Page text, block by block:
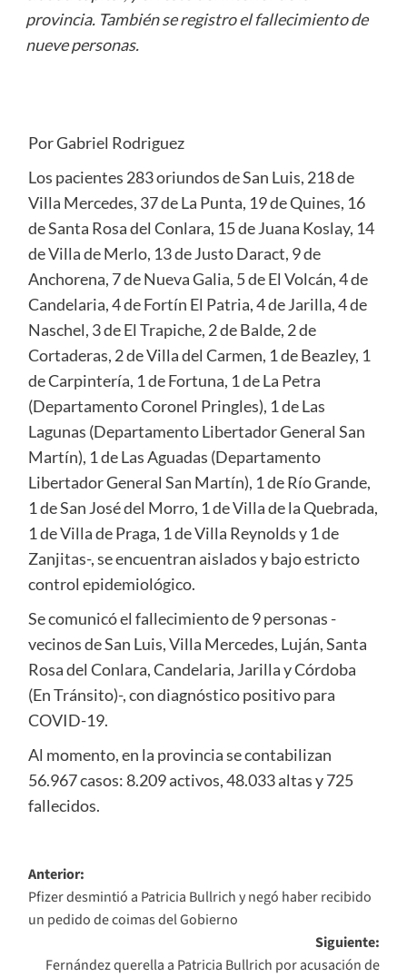
provincia. También se registro el fallecimiento de
nueve personas.
Por Gabriel Rodriguez
Los pacientes 283 oriundos de San Luis, 218 de
Villa Mercedes, 37 de La Punta, 19 de Quines, 16
de Santa Rosa del Conlara, 15 de Juana Koslay, 14
de Villa de Merlo, 13 de Justo Daract, 9 de
Anchorena, 7 de Nueva Galia, 5 de El Volcán, 4 de
Candelaria, 4 de Fortín El Patria, 4 de Jarilla, 4 de
Naschel, 3 de El Trapiche, 2 de Balde, 2 de
Cortaderas, 2 de Villa del Carmen, 1 de Beazley, 1
de Carpintería, 1 de Fortuna, 1 de La Petra
(Departamento Coronel Pringles), 1 de Las
Lagunas (Departamento Libertador General San
Martín), 1 de Las Aguadas (Departamento
Libertador General San Martín), 1 de Río Grande,
1 de San José del Morro, 1 de Villa de la Quebrada,
1 de Villa de Praga, 1 de Villa Reynolds y 1 de
Zanjitas-, se encuentran aislados y bajo estricto
control epidemiológico.
Se comunicó el fallecimiento de 9 personas -
vecinos de San Luis, Villa Mercedes, Luján, Santa
Rosa del Conlara, Candelaria, Jarilla y Córdoba
(En Tránsito)-, con diagnóstico positivo para
COVID-19.
Al momento, en la provincia se contabilizan
56.967 casos: 8.209 activos, 48.033 altas y 725
fallecidos.
Navegación
de
entradas
Anterior:
Pfizer desmintió a Patricia Bullrich y negó haber recibido
un pedido de coimas del Gobierno
Siguiente:
Fernández querella a Patricia Bullrich por acusación de